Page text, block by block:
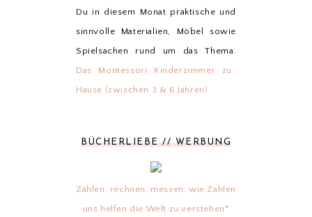
Du in diesem Monat praktische und
sinnvolle Materialien, Möbel sowie
Spielsachen rund um das Thema:
Das Montessori Kinderzimmer zu
Hause (zwischen 3 & 6 Jahren)
BÜCHERLIEBE // WERBUNG
Zählen, rechnen, messen: wie Zahlen
uns helfen die Welt zu verstehen*